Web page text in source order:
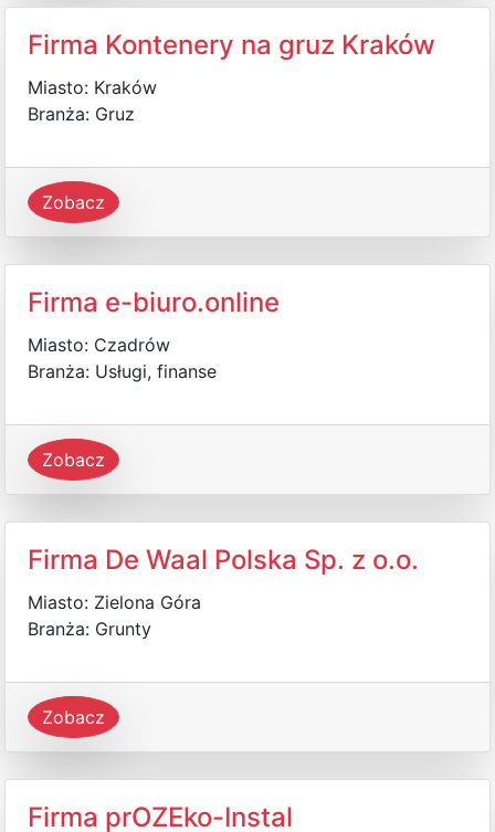
Firma Kontenery na gruz Kraków
Miasto: Kraków
Branża: Gruz
Zobacz
Firma e-biuro.online
Miasto: Czadrów
Branża: Usługi, finanse
Zobacz
Firma De Waal Polska Sp. z o.o.
Miasto: Zielona Góra
Branża: Grunty
Zobacz
Firma prOZEko-Instal